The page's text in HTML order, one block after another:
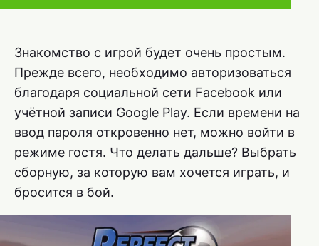
Знакомство с игрой будет очень простым.
Прежде всего, необходимо авторизоваться
благодаря социальной сети Facebook или
учётной записи Google Play. Если времени на
ввод пароля откровенно нет, можно войти в
режиме гостя. Что делать дальше? Выбрать
сборную, за которую вам хочется играть, и
бросится в бой.